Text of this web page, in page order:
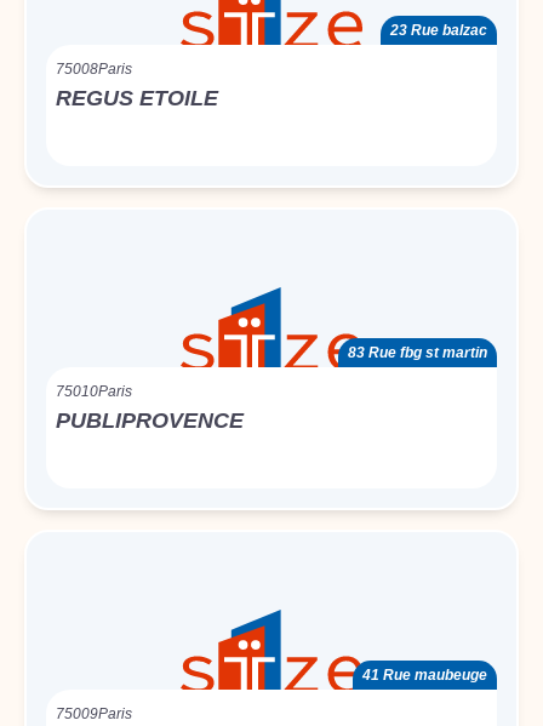
23 Rue balzac
75008Paris
REGUS ETOILE
83 Rue fbg st martin
75010Paris
PUBLIPROVENCE
41 Rue maubeuge
75009Paris